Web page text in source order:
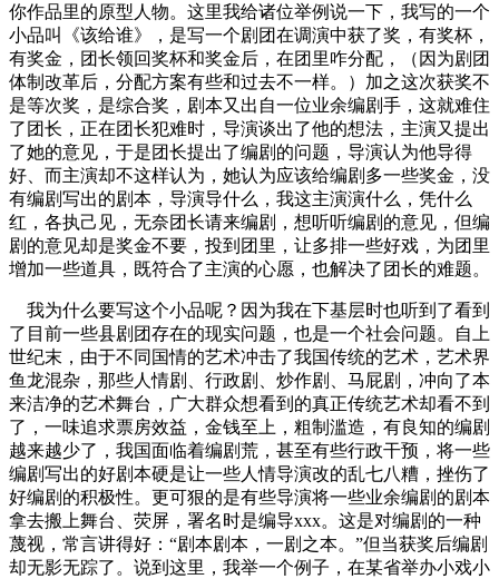
你作品里的原型人物。这里我给诸位举例说一下，我写的一个
小品叫《该给谁》，是写一个剧团在调演中获了奖，有奖杯，
有奖金，团长领回奖杯和奖金后，在团里咋分配，（因为剧团
体制改革后，分配方案有些和过去不一样。）加之这次获奖不
是等次奖，是综合奖，剧本又出自一位业余编剧手，这就难住
了团长，正在团长犯难时，导演谈出了他的想法，主演又提出
了她的意见，于是团长提出了编剧的问题，导演认为他导得
好、而主演却不这样认为，她认为应该给编剧多一些奖金，没
有编剧写出的剧本，导演导什么，我这主演演什么，凭什么
红，各执己见，无奈团长请来编剧，想听听编剧的意见，但编
剧的意见却是奖金不要，投到团里，让多排一些好戏，为团里
增加一些道具，既符合了主演的心愿，也解决了团长的难题。
我为什么要写这个小品呢？因为我在下基层时也听到了看到
了目前一些县剧团存在的现实问题，也是一个社会问题。自上
世纪末，由于不同国情的艺术冲击了我国传统的艺术，艺术界
鱼龙混杂，那些人情剧、行政剧、炒作剧、马屁剧，冲向了本
来洁净的艺术舞台，广大群众想看到的真正传统艺术却看不到
了，一味追求票房效益，金钱至上，粗制滥造，有良知的编剧
越来越少了，我国面临着编剧荒，甚至有些行政干预，将一些
编剧写出的好剧本硬是让一些人情导演改的乱七八糟，挫伤了
好编剧的积极性。更可狠的是有些导演将一些业余编剧的剧本
拿去搬上舞台、荧屏，署名时是编导xxx。这是对编剧的一种
蔑视，常言讲得好：“剧本剧本，一剧之本。”但当获奖后编剧
却无影无踪了。说到这里，我举一个例子，在某省举办小戏小